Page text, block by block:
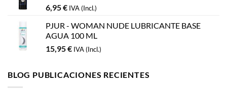
6,95€ IVA (Incl.)
PJUR - WOMAN NUDE LUBRICANTE BASE
AGUA 100 ML
15,95€ IVA (Incl.)
BLOG PUBLICACIONES RECIENTES